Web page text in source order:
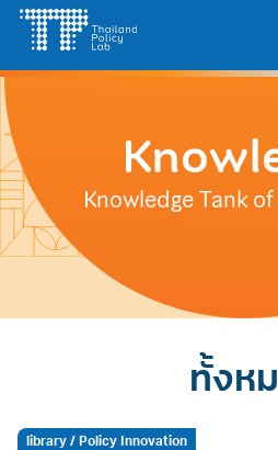
Skip
content
Search
for:
Knowledge Tank
ทั้งห
library / Policy Innovation